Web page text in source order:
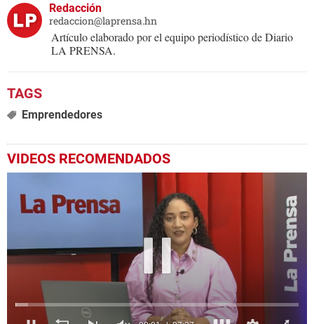
Redacción
redaccion@laprensa.hn
Artículo elaborado por el equipo periodístico de Diario
LA PRENSA.
Emprendedores
VIDEOS RECOMENDADOS